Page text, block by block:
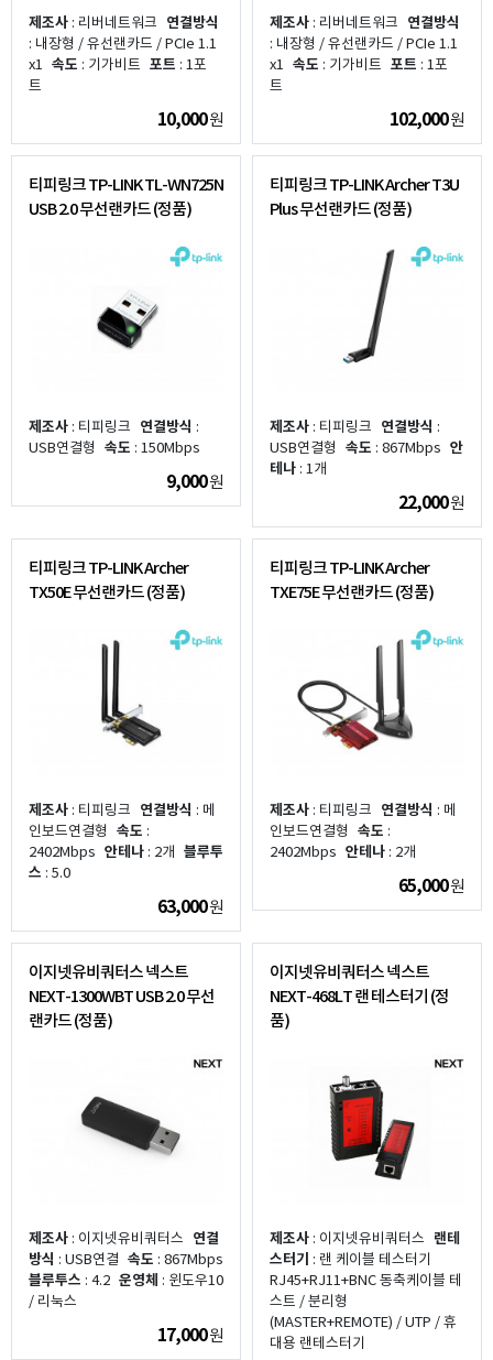
제조사 : 리버네트워크 연결방식
: 내장형 / 유선랜카드 / PCIe 1.1
x1 속도 : 기가비트 포트 : 1포
트
10,000원
제조사 : 리버네트워크 연결방식
: 내장형 / 유선랜카드 / PCIe 1.1
x1 속도 : 기가비트 포트 : 1포
트
102,000원
티피링크 TP-LINK TL-WN725N
USB 2.0 무선랜카드 (정품)
제조사 : 티피링크 연결방식 :
USB연결형 속도 : 150Mbps
9,000원
티피링크 TP-LINK Archer T3U
Plus 무선랜카드 (정품)
제조사 : 티피링크 연결방식 :
USB연결형 속도 : 867Mbps 안
테나 : 1개
22,000원
티피링크 TP-LINK Archer
TX50E 무선랜카드 (정품)
제조사 : 티피링크 연결방식 : 메
인보드연결형 속도 :
2402Mbps 안테나 : 2개 블루투
스 : 5.0
63,000원
티피링크 TP-LINK Archer
TXE75E 무선랜카드 (정품)
제조사 : 티피링크 연결방식 : 메
인보드연결형 속도 :
2402Mbps 안테나 : 2개
65,000원
이지넷유비쿼터스 넥스트
NEXT-1300WBT USB 2.0 무선
랜카드 (정품)
제조사 : 이지넷유비쿼터스 연결
방식 : USB연결 속도 : 867Mbps
블루투스 : 4.2 운영체 : 윈도우10
/ 리눅스
17,000원
이지넷유비쿼터스 넥스트
NEXT-468LT 랜 테스터기 (정
품)
제조사 : 이지넷유비쿼터스 랜테
스터기 : 랜 케이블 테스터기
RJ45+RJ11+BNC 동축케이블 테
스트 / 분리형
(MASTER+REMOTE) / UTP / 휴
대용 랜테스터기